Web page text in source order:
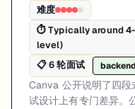
Canva的软件工程师（后端）
第1轮 (Varies): Canva
面试亮点: How We Hire
标签: Canva, Software
难度
⏱Typically around
level)
📋6轮面试 backend
Canva 公开说明了四
试设计上有专门差异。